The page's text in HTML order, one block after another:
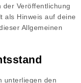
Veröffentlichung
als Hinweis auf deine
Allgemeinen
unterliegen den